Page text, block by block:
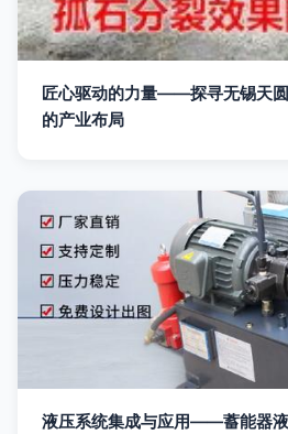
匠心驱动的力量——探寻无锡天
的产业布局
液压系统集成与应用——蓄能器